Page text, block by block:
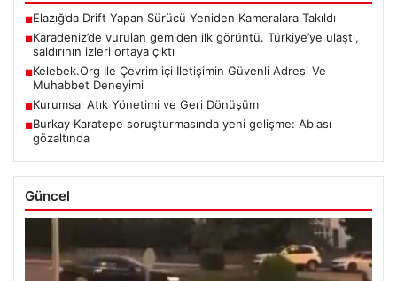
■Elazığ’da Drift Yapan Sürücü Yeniden Kameralara Takıldı
■Karadeniz’de vurulan gemiden ilk görüntü. Türkiye’ye ulaştı,
saldırının izleri ortaya çıktı
■Kelebek.Org İle Çevrim içi İletişimin Güvenli Adresi Ve
Muhabbet Deneyimi
■Kurumsal Atık Yönetimi ve Geri Dönüşüm
■Burkay Karatepe soruşturmasında yeni gelişme: Ablası
gözaltında
Güncel